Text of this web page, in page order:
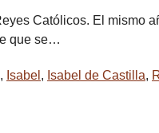
Católicos. El mismo
que se…
, Isabel , Isabel de Castilla,